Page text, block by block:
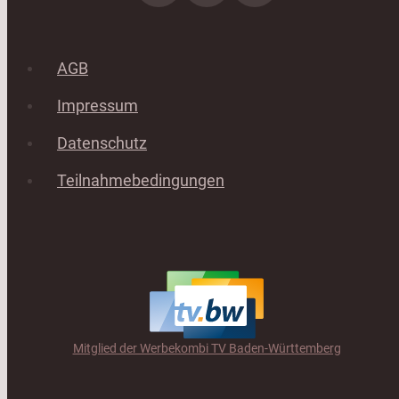
AGB
Impressum
Datenschutz
Teilnahmebedingungen
Mitglied der Werbekombi TV Baden-Württemberg